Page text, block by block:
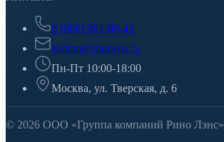
8 (800) 301-88-45
institut@rinolens.ru
Пн-Пт 10:00-18:00
Москва, ул. Тверская, д. 6
© 2026 ООО «Группа компаний Рино Лэнс»